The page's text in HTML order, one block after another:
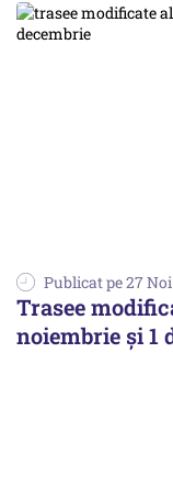
Publicat pe 27
Trasee
noiembrie şi 1